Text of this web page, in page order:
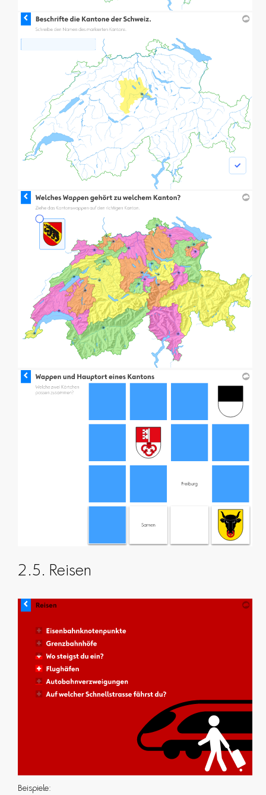
2.5. Reisen
Beispiele: